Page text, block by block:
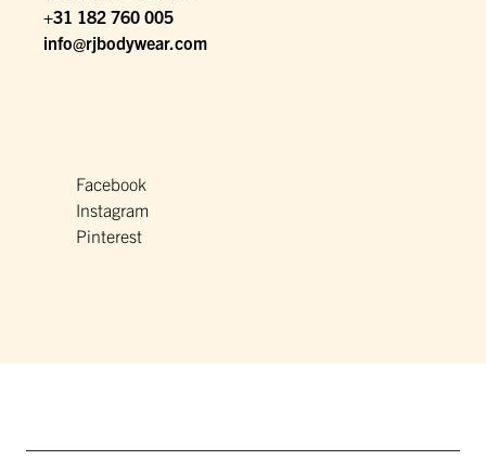
+31 182 760 005
info@rjbodywear.com
Facebook
Instagram
Pinterest